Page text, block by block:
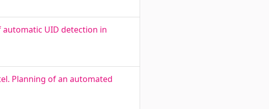
UID detection in
Planning of an automated